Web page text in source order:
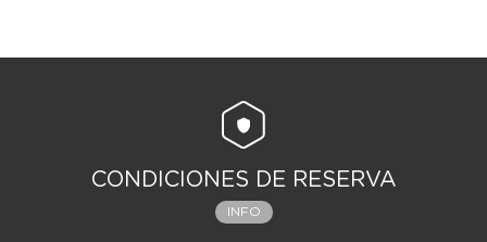
CONDICIONES DE RESERVA
INFO